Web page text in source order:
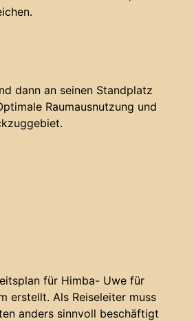
dann an seinen Standplatz
Raumausnutzung und
für Himba- Uwe für
erstellt. Als Reiseleiter muss
anders sinnvoll beschäftigt